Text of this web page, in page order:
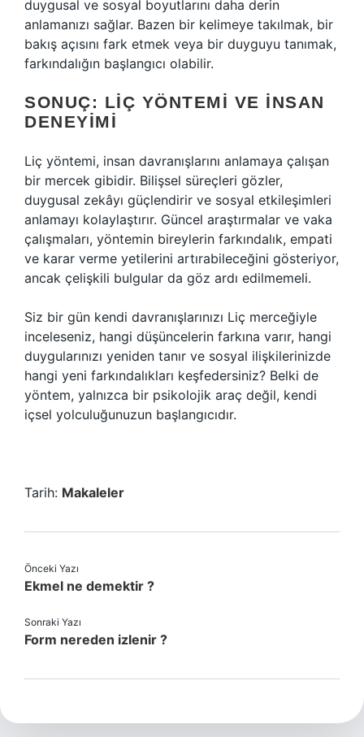
duygusal ve sosyal boyutlarını daha derin
anlamanızı sağlar. Bazen bir kelimeye takılmak, bir
bakış açısını fark etmek veya bir duyguyu tanımak,
farkındalığın başlangıcı olabilir.
SONUÇ: LIÇ YÖNTEMI VE İNSAN
DENEYIMI
Liç yöntemi, insan davranışlarını anlamaya çalışan
bir mercek gibidir. Bilişsel süreçleri gözler,
duygusal zekâyı güçlendirir ve sosyal etkileşimleri
anlamayı kolaylaştırır. Güncel araştırmalar ve vaka
çalışmaları, yöntemin bireylerin farkındalık, empati
ve karar verme yetilerini artırabileceğini gösteriyor,
ancak çelişkili bulgular da göz ardı edilmemeli.
Siz bir gün kendi davranışlarınızı Liç merceğiyle
inceleseniz, hangi düşüncelerin farkına varır, hangi
duygularınızı yeniden tanır ve sosyal ilişkilerinizde
hangi yeni farkındalıkları keşfedersiniz? Belki de
yöntem, yalnızca bir psikolojik araç değil, kendi
içsel yolculuğunuzun başlangıcıdır.
Tarih: Makaleler
Önceki Yazı
Ekmel ne demektir ?
Sonraki Yazı
Form nereden izlenir ?